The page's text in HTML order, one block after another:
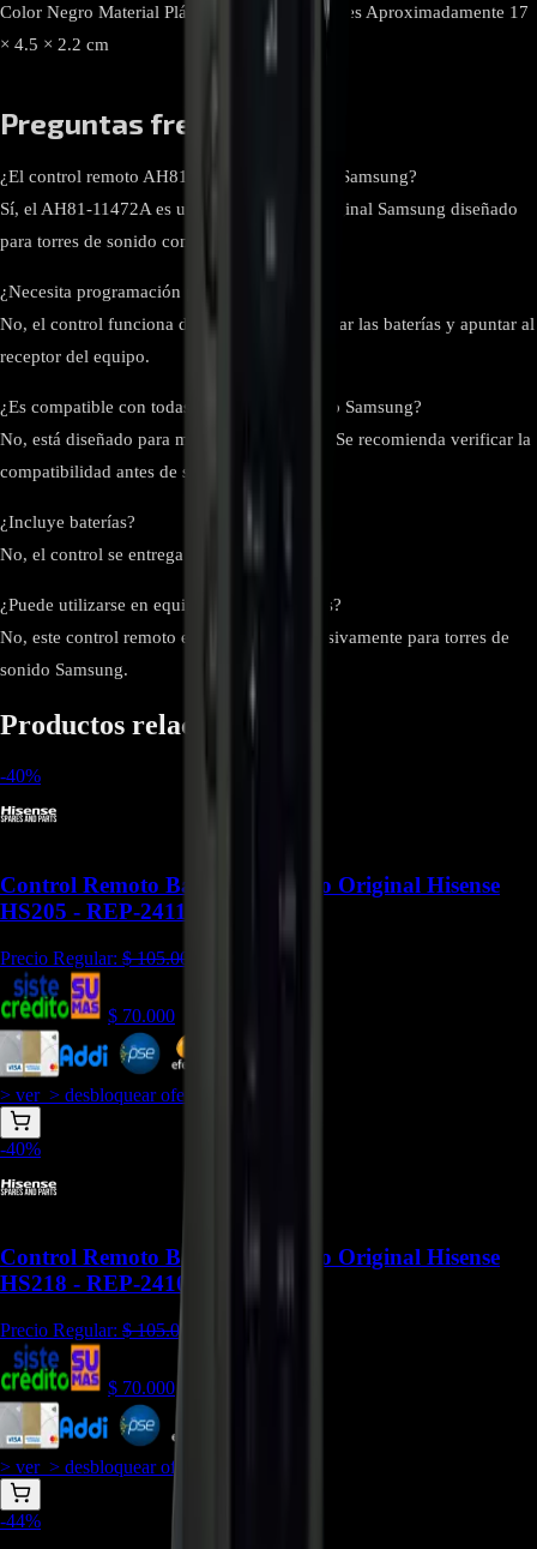
Color Negro Material Plástico ABS Dimensiones Aproximadamente 17
× 4.5 × 2.2 cm
Preguntas frecuentes
¿El control remoto AH81-11472A es original Samsung?
Sí, el AH81-11472A es un control remoto original Samsung diseñado
para torres de sonido compatibles.
¿Necesita programación para funcionar?
No, el control funciona de inmediato al insertar las baterías y apuntar al
receptor del equipo.
¿Es compatible con todas las torres de sonido Samsung?
No, está diseñado para modelos específicos. Se recomienda verificar la
compatibilidad antes de su uso.
¿Incluye baterías?
No, el control se entrega sin baterías.
¿Puede utilizarse en equipos de otras marcas?
No, este control remoto está diseñado exclusivamente para torres de
sonido Samsung.
Productos relacionados
-40%
Control Remoto Barra De Sonido Original Hisense
HS205 - REP-2411
Precio Regular: $105.000
$ 70.000
> ver_ > desbloquear oferta_
-40%
Control Remoto Barra De Sonido Original Hisense
HS218 - REP-2410
Precio Regular: $105.000
$ 70.000
> ver_ > desbloquear oferta_
-44%